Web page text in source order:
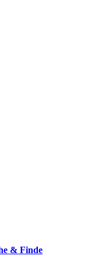
& Finde